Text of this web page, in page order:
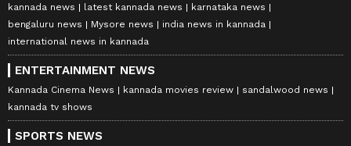
kannada news latest kannada news
karnataka news
bengaluru news
Mysore news
india news in kannada
international news in kannada
ENTERTAINMENT NEWS
Kannada Cinema News kannada movies review
sandalwood news
kannada tv shows
SPORTS NEWS